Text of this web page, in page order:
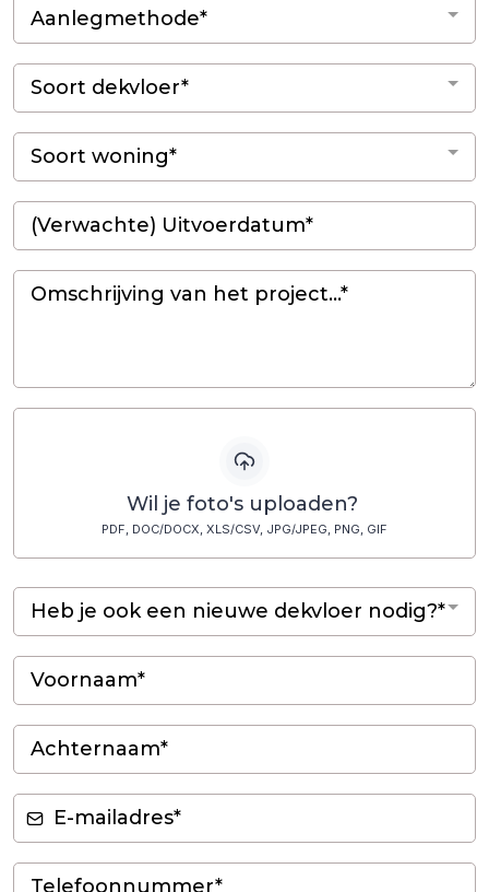
Aanlegmethode*
Soort dekvloer*
Soort woning*
Wil je foto's uploaden?
PDF, DOC/DOCX, XLS/CSV, JPG/JPEG, PNG, GIF
Heb je ook een nieuwe dekvloer nodig?*